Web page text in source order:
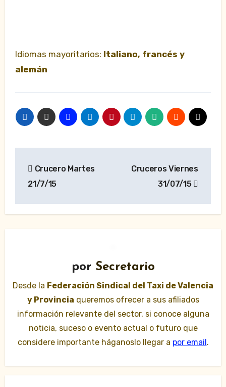
Idiomas mayoritarios: Italiano, francés y
alemán
de
Crucero Martes
21/7/15
Cruceros Viernes
31/07/15
por Secretario
Desde la Federación Sindical del Taxi de Valencia
y Provincia queremos ofrecer a sus afiliados
información relevante del sector, si conoce alguna
noticia, suceso o evento actual o futuro que
considere importante háganoslo llegar a por email.